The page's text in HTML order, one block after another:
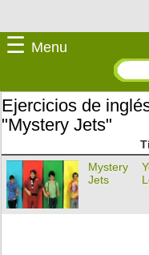
☰ Menu
Ejercicios de
"Mystery Jets"
Mystery
Jets